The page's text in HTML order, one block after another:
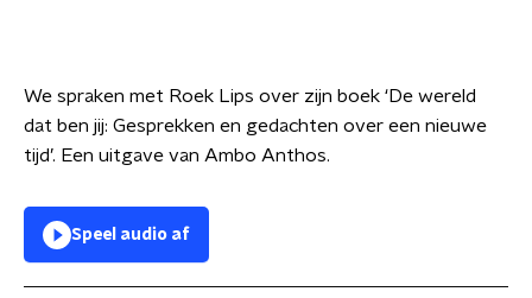
We spraken met Roek Lips over zijn boek ‘De wereld
dat ben jij: Gesprekken en gedachten over een nieuwe
tijd’. Een uitgave van Ambo Anthos.
Speel audio af